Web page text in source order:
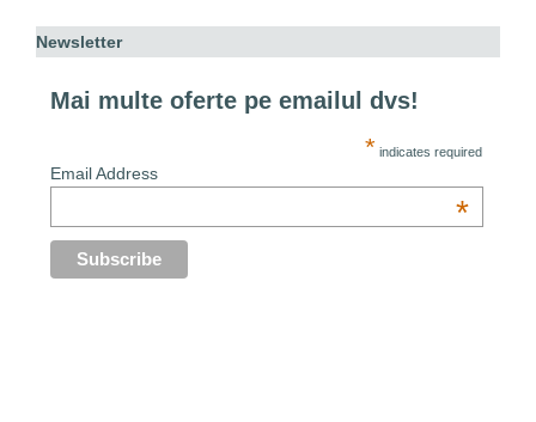
Newsletter
Mai multe oferte pe emailul dvs!
* indicates required
Email Address
*